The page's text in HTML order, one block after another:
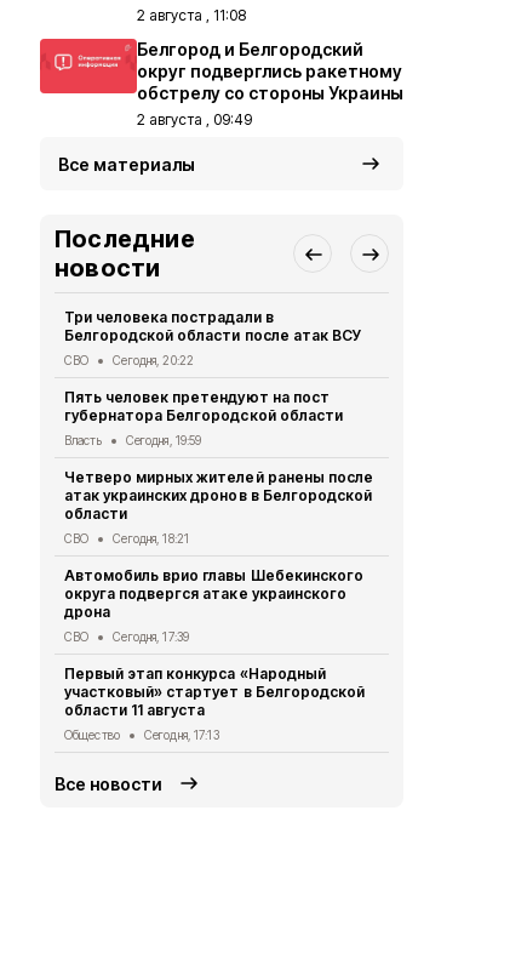
2 августа , 11:08
Белгород и Белгородский
округ подверглись ракетному
обстрелу со стороны Украины
2 августа , 09:49
Все материалы
Последние
новости
Три человека пострадали в
Белгородской области после атак ВСУ
СВО Сегодня, 20:22
Пять человек претендуют на пост
губернатора Белгородской области
Власть Сегодня, 19:59
Четверо мирных жителей ранены после
атак украинских дронов в Белгородской
области
СВО Сегодня, 18:21
Автомобиль врио главы Шебекинского
округа подвергся атаке украинского
дрона
СВО Сегодня, 17:39
Первый этап конкурса «Народный
участковый» стартует в Белгородской
области 11 августа
Общество Сегодня, 17:13
Все новости